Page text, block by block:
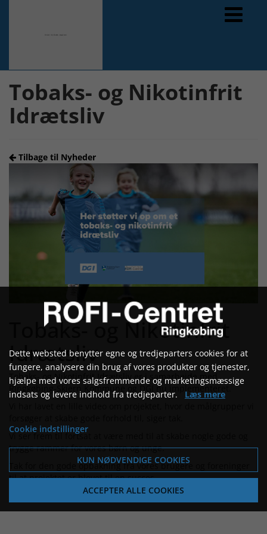
Tobaks- og Nikotinfrit
Idrætsliv
Tilbage til Nyheder
Tobaks- og Nikotinfrit
Idrætsliv
Tobaks- og Nikotinfrit Idrætsliv er i samarbejde med
Ringkøbing-Skjern Kommune og DGI nu implementeret.
Vi ser frem til fortsat at være med til at skabe nogle gode og
trygge rammer for vores børn og unge.
Tak for den gode opbakning fra vores brugere og foreninger
til at projektet er blevet til en succes.
Dette websted benytter egne og tredjeparters cookies for at
fungere, analysere din brug af vores produkter og tjenester,
hjælpe med vores salgsfremmende og marketingsmæssige
indsats og levere indhold fra tredjeparter. Læs mere
Cookie indstillinger
KUN NØDVENDIGE COOKIES
ACCEPTER ALLE COOKIES